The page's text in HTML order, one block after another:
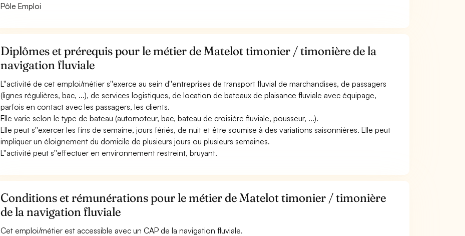
Pôle Emploi
Diplômes et prérequis pour le métier de Matelot timonier / timonière de la
navigation fluviale
L''activité de cet emploi/métier s''exerce au sein d''entreprises de transport fluvial de marchandises, de passagers
(lignes régulières, bac, ...), de services logistiques, de location de bateaux de plaisance fluviale avec équipage,
parfois en contact avec les passagers, les clients.
Elle varie selon le type de bateau (automoteur, bac, bateau de croisière fluviale, pousseur, ...).
Elle peut s''exercer les fins de semaine, jours fériés, de nuit et être soumise à des variations saisonnières. Elle peut
impliquer un éloignement du domicile de plusieurs jours ou plusieurs semaines.
L''activité peut s''effectuer en environnement restreint, bruyant.
Conditions et rémunérations pour le métier de Matelot timonier / timonière
de la navigation fluviale
Cet emploi/métier est accessible avec un CAP de la navigation fluviale.